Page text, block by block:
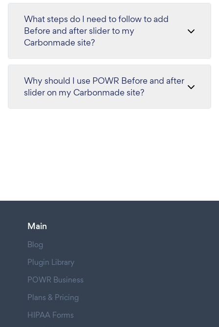
What steps do I need to follow to add
Before and after slider to my
Carbonmade site?
Why should I use POWR Before and after
slider on my Carbonmade site?
Main
Blog
Plugin Library
POWR Business
Plans & Pricing
HIPAA Forms